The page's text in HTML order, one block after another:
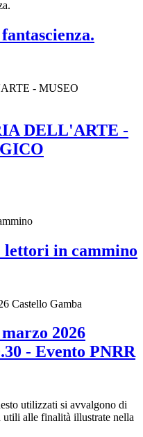
DELL'ARTE -
lettori in cammino
2026
- Evento PNRR
utilizzati si avvalgono di
utili alle finalità illustrate nella